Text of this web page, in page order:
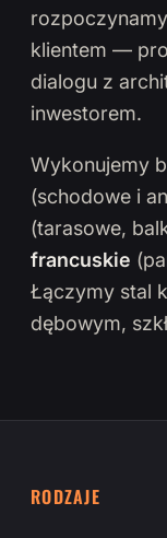
klientem —
dialogu z
inwestorem.
Wykonujemy
(schodowe i
(tarasowe,
francuskie
Łączymy stal
dębowym,
RODZAJE